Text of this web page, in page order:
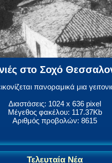
στο Σοχό
πανοραμικά μια
Διαστάσεις: 1024 x 636 pixel
Μέγεθος φακέλου: 117.37Kb
Αριθμός προβολών: 8615
Τελευταία Νέα